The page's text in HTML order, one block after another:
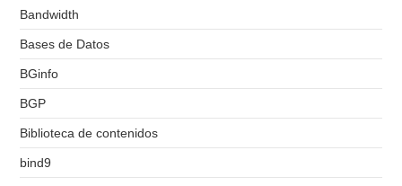
Bandwidth
Bases de Datos
BGinfo
BGP
Biblioteca de contenidos
bind9